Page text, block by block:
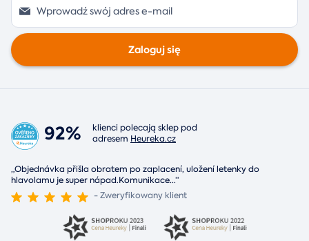
Zaloguj się
92%
klienci polecają sklep pod
adresem Heureka.cz
„Objednávka přišla obratem po zaplacení, uložení letenky do
hlavolamu je super nápad.Komunikace...“
- Zweryfikowany klient